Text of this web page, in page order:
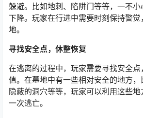
躲避。比如地刺、陷阱门等等，一不
下降。玩家在行进中需要时刻保持警
地。
寻找安全点，休整恢复
在逃离的过程中，玩家需要寻找安全
值。在墓地中有一些相对安全的地方，
隐蔽的洞穴等等，玩家可以利用这些
一次逃亡。